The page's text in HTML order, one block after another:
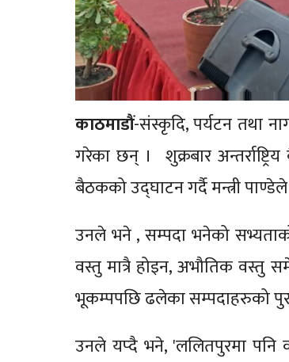
काठमाडौं-संस्कृदि, पर्यटन तथा
गरेका छन् । शुक्रबार
बैठकको उद्घाटन गर्दै मन्त्री
उनले भने , सम्पदा भनेको
वस्तु मात्रै होइन, अभौतिक वस्तु
भूकम्पपछि ढलेका सम्पदाहरुको
उनले यप्दै भने, 'ललितपुरमा पनि